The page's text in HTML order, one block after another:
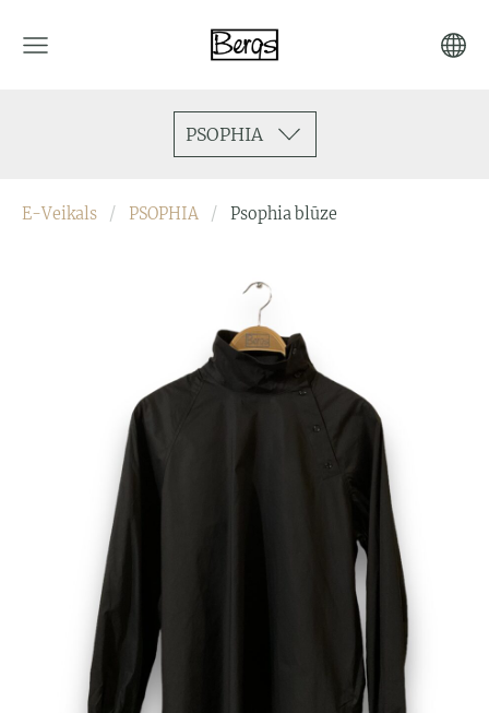
PSOPHIA
E-Veikals PSOPHIA Psophia blūze